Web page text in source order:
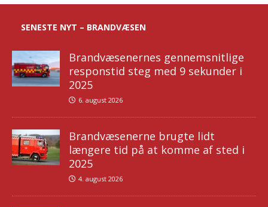
SENESTE NYT – BRANDVÆSEN
Brandvæsenernes gennemsnitlige
responstid steg med 9 sekunder i
2025
6. august 2026
Brandvæsenerne brugte lidt
længere tid på at komme af sted i
2025
4. august 2026